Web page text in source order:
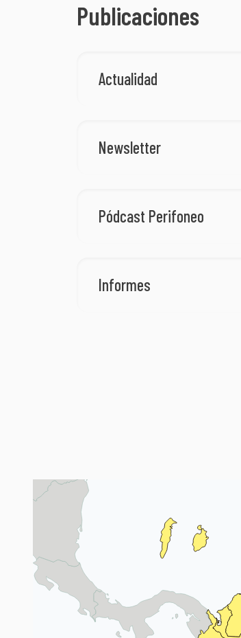
Publicaciones
Actualidad
Newsletter
Pódcast Perifoneo
Informes